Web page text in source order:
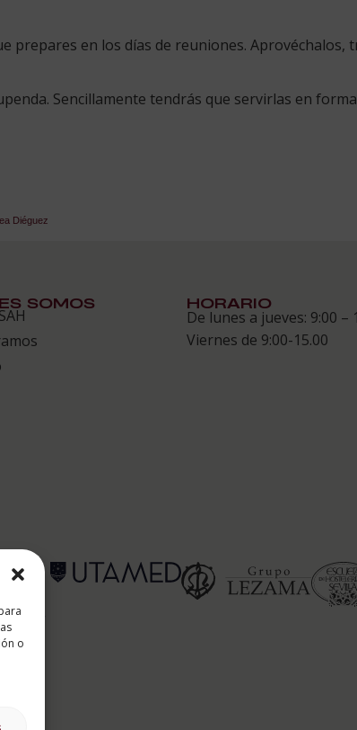
o
prepares en los días de reuniones. Aprovéchalos,
Sencillamente tendrás que servirlas en
Diéguez
SOMOS HORARIO
De lunes a jueves: 9:00 –
Viernes de 9:00-15.00